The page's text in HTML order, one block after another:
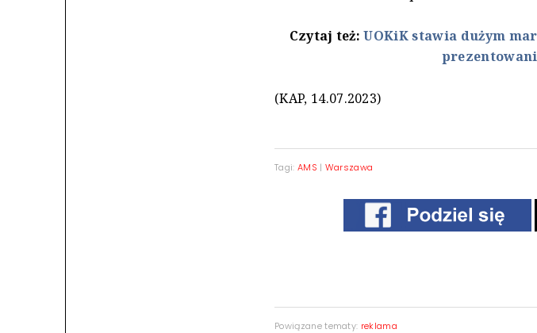
Czytaj też:UOKiK stawia dużym
(KAP, 14.07.2023)
Tagi: AMS | Warszawa
Powiązane tematy: reklama